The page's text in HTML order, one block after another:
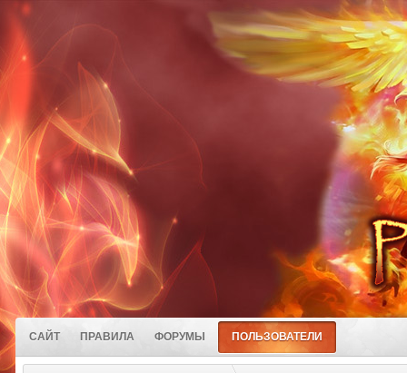
САЙТ ПРАВИЛА ФОРУМЫ ПОЛЬЗОВАТЕЛИ